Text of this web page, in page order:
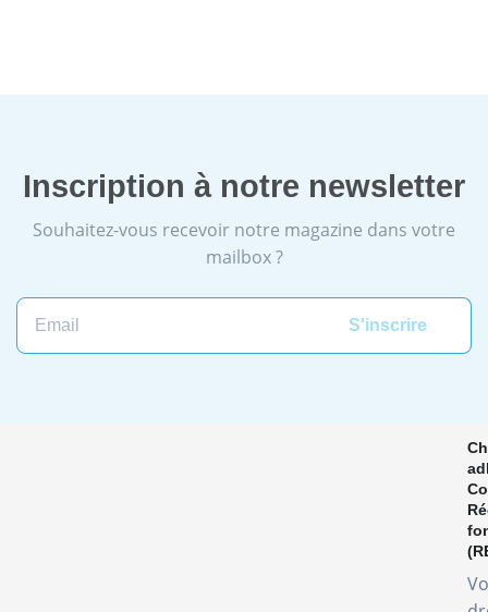
Inscription à notre newsletter
Souhaitez-vous recevoir notre magazine dans votre
mailbox ?